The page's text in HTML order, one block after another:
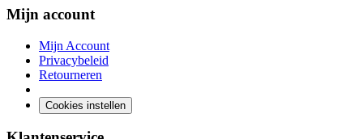
Mijn account
Mijn Account
Privacybeleid
Retourneren
Cookies instellen